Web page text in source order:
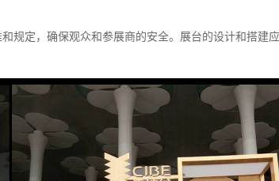
规定，确保观众和参展商的安全。展台的设计和搭建